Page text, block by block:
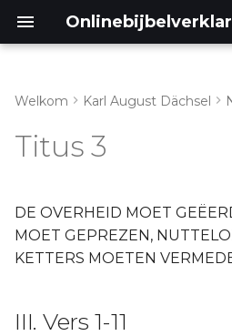
Éxodus
Leviticus
Welkom Karl August Dächsel
Titus 3
DE OVERHEID MOET
MOET GEPREZEN,
KETTERS MOETEN
III. Vers 1-11